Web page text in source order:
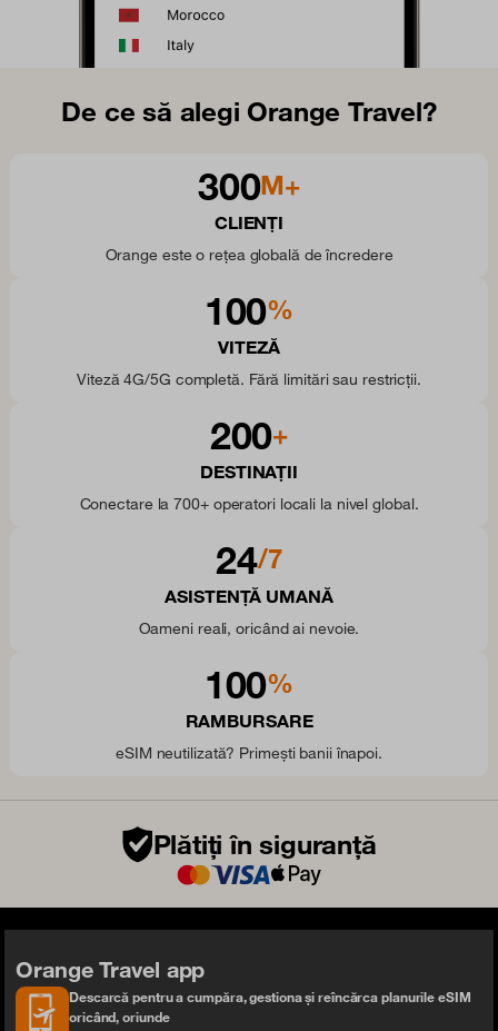
De ce să alegi Orange Travel?
300M+
CLIENȚI
Orange este o rețea globală de încredere
100%
VITEZĂ
Viteză 4G/5G completă. Fără limitări sau restricții.
200+
DESTINAȚII
Conectare la 700+ operatori locali la nivel global.
24/7
ASISTENȚĂ UMANĂ
Oameni reali, oricând ai nevoie.
100%
RAMBURSARE
eSIM neutilizată? Primești banii înapoi.
Plătiți în siguranță
Orange Travel app
Descarcă pentru a cumpăra, gestiona și reîncărca planurile eSIM
oricând, oriunde